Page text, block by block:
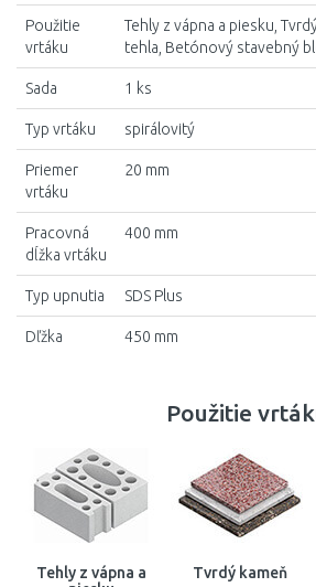
Použitie
Tehly z vápna a
Tvrdý kameň
Použitie
vrtáku
Tehly z vápna a piesku,
tehla, Betónový stavebný
Sada 1 ks
Typ vrtáku spirálovitý
Priemer
vrtáku
20 mm
Pracovná
dĺžka vrtáku
400 mm
Typ upnutia SDS Plus
Dľžka 450 mm